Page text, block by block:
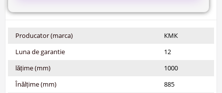
Producator (marca)
КМК
Luna de garantie
12
lățime (mm)
1000
Înălțime (mm)
885